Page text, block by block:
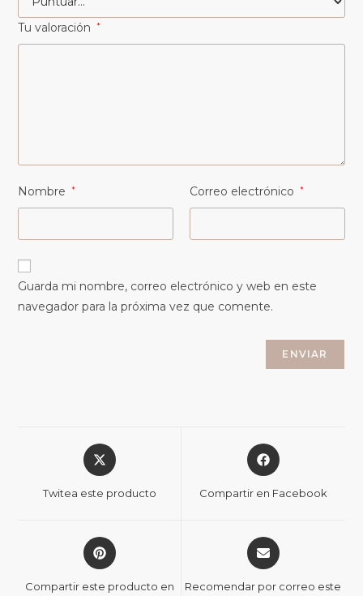
Tu valoración *
Nombre * Correo electrónico *
Guarda mi nombre, correo electrónico y web en este
navegador para la próxima vez que comente.
Twitea este producto Compartir en Facebook
Compartir este producto en
Recomendar por correo este